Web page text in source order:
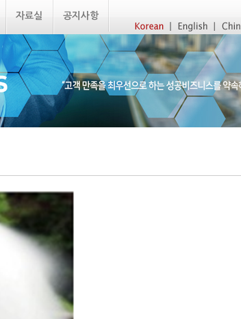
자료실 공지사항